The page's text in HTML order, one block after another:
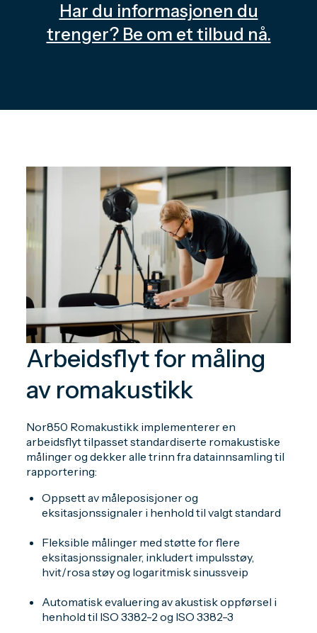
Har du informasjonen du
trenger? Be om et tilbud nå.
Arbeidsflyt for måling
av romakustikk
Nor850 Romakustikk implementerer en
arbeidsflyt tilpasset standardiserte romakustiske
målinger og dekker alle trinn fra datainnsamling til
rapportering:
Oppsett av måleposisjoner og
eksitasjonssignaler i henhold til valgt standard
Fleksible målinger med støtte for flere
eksitasjonssignaler, inkludert impulsstøy,
hvit/rosa støy og logaritmisk sinussveip
Automatisk evaluering av akustisk oppførsel i
henhold til ISO 3382-2 og ISO 3382-3